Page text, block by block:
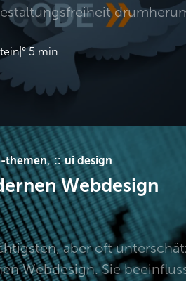
|° 5 min
themen, ui design
Webdesign
aber oft
Webdesign. Sie